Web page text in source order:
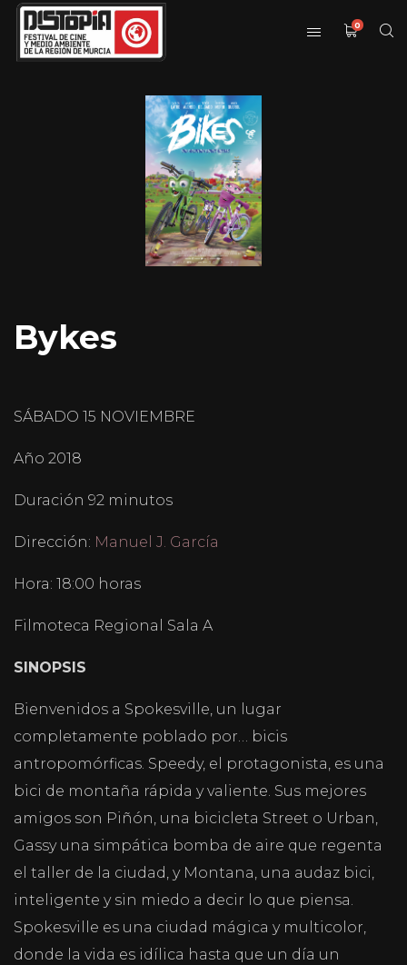
0
Bykes
SÁBADO 15 NOVIEMBRE
Año 2018
Duración 92 minutos
Dirección: Manuel J. García
Hora: 18:00 horas
Filmoteca Regional Sala A
SINOPSIS
Bienvenidos a Spokesville, un lugar
completamente poblado por… bicis
antropomórficas. Speedy, el protagonista, es una
bici de montaña rápida y valiente. Sus mejores
amigos son Piñón, una bicicleta Street o Urban,
Gassy una simpática bomba de aire que regenta
el taller de la ciudad, y Montana, una audaz bici,
inteligente y sin miedo a decir lo que piensa.
Spokesville es una ciudad mágica y multicolor,
donde la vida es idílica hasta que un día un